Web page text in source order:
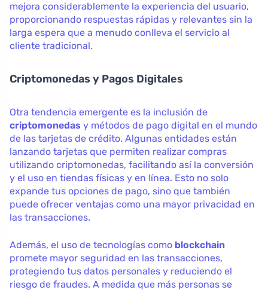
mejora considerablemente la experiencia del usuario,
proporcionando respuestas rápidas y relevantes sin la
larga espera que a menudo conlleva el servicio al
cliente tradicional.
Criptomonedas y Pagos Digitales
Otra tendencia emergente es la inclusión de
criptomonedas y métodos de pago digital en el mundo
de las tarjetas de crédito. Algunas entidades están
lanzando tarjetas que permiten realizar compras
utilizando criptomonedas, facilitando así la conversión
y el uso en tiendas físicas y en línea. Esto no solo
expande tus opciones de pago, sino que también
puede ofrecer ventajas como una mayor privacidad en
las transacciones.
Además, el uso de tecnologías como blockchain
promete mayor seguridad en las transacciones,
protegiendo tus datos personales y reduciendo el
riesgo de fraudes. A medida que más personas se